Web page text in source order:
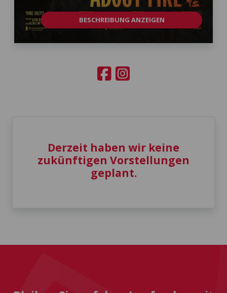
BESCHREIBUNG ANZEIGEN
Derzeit haben wir keine
zukünftigen Vorstellungen
geplant.